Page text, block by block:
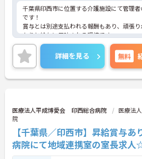
千葉県印西市に位置する介護施設にて管理者
です！
賞与とは別途支払われる報酬もあり、頑張り
かりと給与に反映される環境です。
ご興味ある方には、面接対策ポイントなど、
詳細をお話しいたしますのでお気軽にご相談
い！
詳細を見る 無料
医療法人平成博愛会 印西総合病院
医療法
院
【千葉県／印西市】昇給賞与
病院にて地域連携室の室長求人